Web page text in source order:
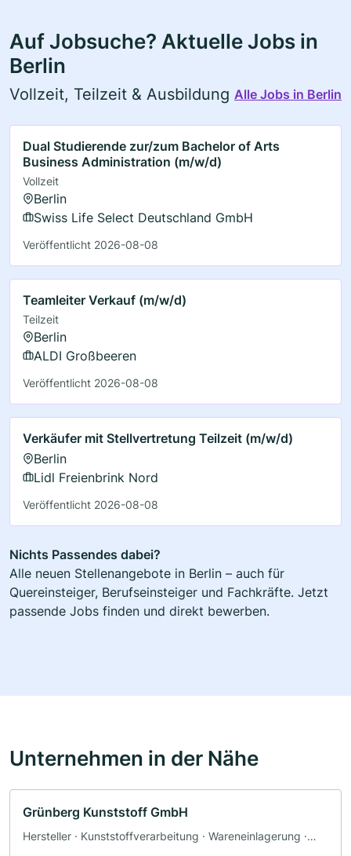
Auf Jobsuche? Aktuelle Jobs in
Berlin
Vollzeit, Teilzeit & Ausbildung Alle Jobs in Berlin
Dual Studierende zur/zum Bachelor of Arts
Business Administration (m/w/d)
Vollzeit
Berlin
Swiss Life Select Deutschland GmbH
Veröffentlicht 2026-08-08
Teamleiter Verkauf (m/w/d)
Teilzeit
Berlin
ALDI Großbeeren
Veröffentlicht 2026-08-08
Verkäufer mit Stellvertretung Teilzeit (m/w/d)
Berlin
Lidl Freienbrink Nord
Veröffentlicht 2026-08-08
Nichts Passendes dabei?
Alle neuen Stellenangebote in Berlin – auch für
Quereinsteiger, Berufseinsteiger und Fachkräfte. Jetzt
passende Jobs finden und direkt bewerben.
Unternehmen in der Nähe
Grünberg Kunststoff GmbH
Hersteller · Kunststoffverarbeitung · Wareneinlagerung ·